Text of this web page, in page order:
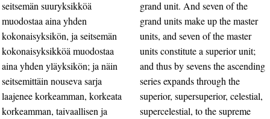
seitsemän suuryksikköä
muodostaa aina yhden
kokonaisyksikön, ja seitsemän
kokonaisyksikköä muodostaa
aina yhden yläyksikön; ja näin
seitsemittäin nouseva sarja
laajenee korkeamman, korkeata
korkeamman, taivaallisen ja
grand unit. And seven of the
grand units make up the master
units, and seven of the master
units constitute a superior unit;
and thus by sevens the ascending
series expands through the
superior, supersuperior, celestial,
supercelestial, to the supreme